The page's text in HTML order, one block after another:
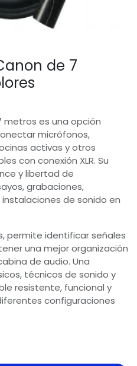
de 7
metros es una opción
micrófonos,
activas y otros
con conexión XLR. Su
y libertad de
grabaciones,
de sonido en
permite identificar señales
una mejor organización
de audio. Una
técnicos de sonido y
resistente, funcional y
configuraciones